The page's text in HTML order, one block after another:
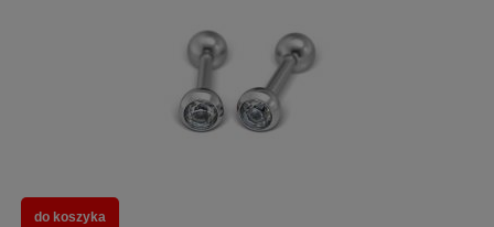
do koszyka